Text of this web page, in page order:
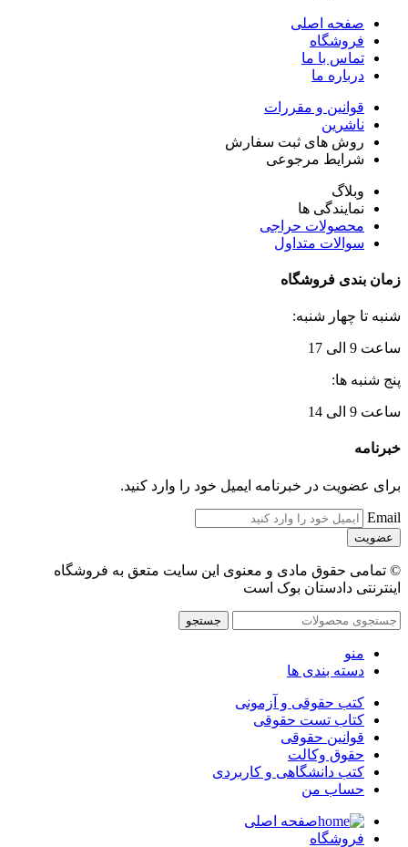
صفحه اصلی
فروشگاه
تماس با ما
درباره ما
قوانین و مقررات
ناشرین
روش های ثبت سفارش
شرایط مرجوعی
وبلاگ
نمایندگی ها
محصولات حراجی
سوالات متداول
زمان بندی فروشگاه
شنبه تا چهار شنبه:
ساعت 9 الی 17
پنج شنبه ها:
ساعت 9 الی 14
خبرنامه
برای عضویت در خبرنامه ایمیل خود را وارد کنید.
Email
© تمامی حقوق مادی و معنوی این سایت متعق به فروشگاه
اینترنتی دادستان بوک است
جستجو
منو
دسته بندی ها
کتب حقوقی و آزمونی
کتاب تست حقوقی
قوانین حقوقی
حقوق وکالت
کتب دانشگاهی و کاربردی
حساب من
صفحه اصلی
فروشگاه